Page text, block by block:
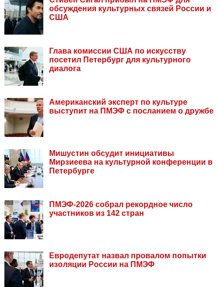
обсуждения культурных связей России и
США
Глава комиссии США по искусству
посетил Петербург для культурного
диалога
Американский эксперт по культуре
выступит на ПМЭФ с посланием о дружбе
Мишустин обсудит инициативы
Мирзиеева на культурной конференции в
Петербурге
ПМЭФ-2026 собрал рекордное число
участников из 142 стран
Евродепутат назвал провалом попытки
изоляции России на ПМЭФ